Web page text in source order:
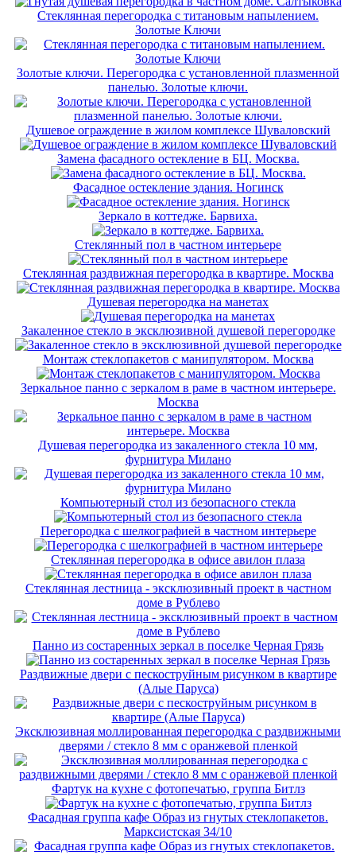
Стеклянная перегородка с титановым напылением.
Золотые Ключи
Золотые ключи. Перегородка с установленной плазменной
панелью. Золотые ключи.
Душевое ограждение в жилом комплексе Шуваловский
Замена фасадного остекление в БЦ. Москва.
Фасадное остекление здания. Ногинск
Зеркало в коттедже. Барвиха.
Стеклянный пол в частном интерьере
Стеклянная раздвижная перегородка в квартире. Москва
Душевая перегородка на манетах
Закаленное стекло в эксклюзивной душевой перегородке
Монтаж стеклопакетов с манипулятором. Москва
Зеркальное панно с зеркалом в раме в частном интерьере.
Москва
Душевая перегородка из закаленного стекла 10 мм,
фурнитура Милано
Компьютерный стол из безопасного стекла
Перегородка с шелкографией в частном интерьере
Стеклянная перегородка в офисе авилон плаза
Стеклянная лестница - эксклюзивный проект в частном
доме в Рублево
Панно из состаренных зеркал в поселке Черная Грязь
Раздвижные двери с пескоструйным рисунком в квартире
(Алые Паруса)
Эксклюзивная моллированная перегородка с раздвижными
дверями / стекло 8 мм с оранжевой пленкой
Фартук на кухне с фотопечатью, группа Битлз
Фасадная группа кафе Образ из гнутых стеклопакетов.
Марксистская 34/10